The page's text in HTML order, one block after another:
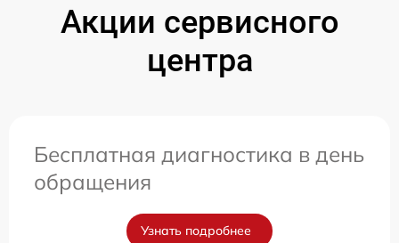
Акции сервисного
центра
Бесплатная диагностика в день
обращения
Узнать подробнее